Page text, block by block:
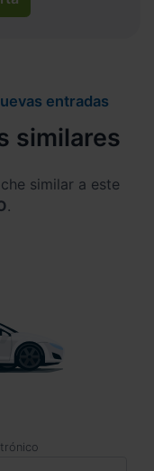
entradas
similares
similar a este
.